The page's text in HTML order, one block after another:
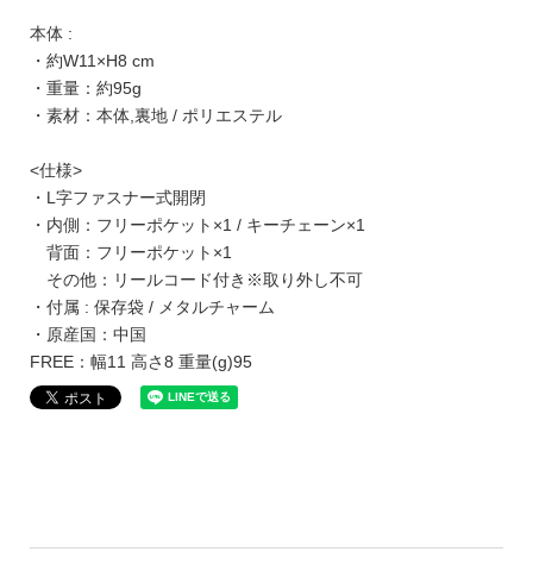
本体 :
・約W11×H8 cm
・重量：約95g
・素材：本体,裏地 / ポリエステル
<仕様>
・L字ファスナー式開閉
・内側：フリーポケット×1 / キーチェーン×1
背面：フリーポケット×1
その他：リールコード付き※取り外し不可
・付属 : 保存袋 / メタルチャーム
・原産国：中国
FREE：幅11 高さ8 重量(g)95